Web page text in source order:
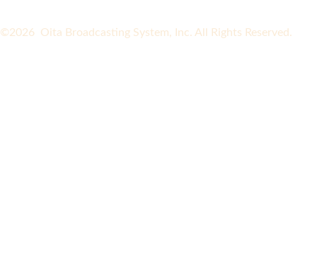
©2026 Oita Broadcasting System, Inc. All Rights Reserved.